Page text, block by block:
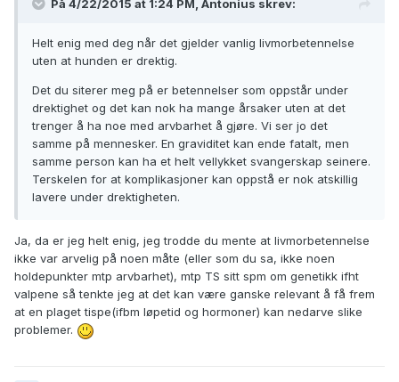
På 4/22/2015 at 1:24 PM, Antonius skrev:
Helt enig med deg når det gjelder vanlig livmorbetennelse
uten at hunden er drektig.
Det du siterer meg på er betennelser som oppstår under
drektighet og det kan nok ha mange årsaker uten at det
trenger å ha noe med arvbarhet å gjøre. Vi ser jo det
samme på mennesker. En graviditet kan ende fatalt, men
samme person kan ha et helt vellykket svangerskap seinere.
Terskelen for at komplikasjoner kan oppstå er nok atskillig
lavere under drektigheten.
Ja, da er jeg helt enig, jeg trodde du mente at livmorbetennelse
ikke var arvelig på noen måte (eller som du sa, ikke noen
holdepunkter mtp arvbarhet), mtp TS sitt spm om genetikk ifht
valpene så tenkte jeg at det kan være ganske relevant å få frem
at en plaget tispe(ifbm løpetid og hormoner) kan nedarve slike
problemer.